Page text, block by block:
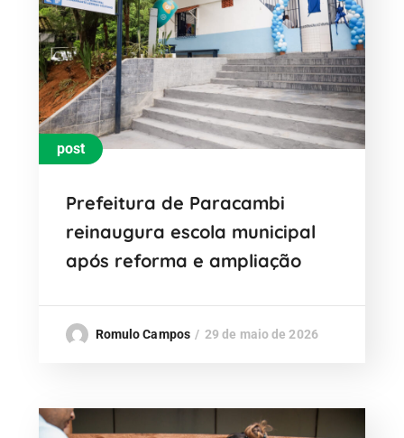
post
Prefeitura de Paracambi
reinaugura escola municipal
após reforma e ampliação
Romulo Campos 29 de maio de 2026